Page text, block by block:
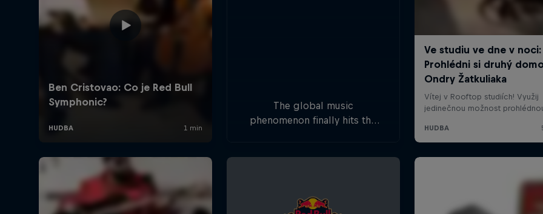
The global music
phenomenon finally hits the